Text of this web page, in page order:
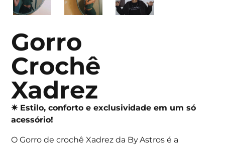
Gorro
Crochê
Xadrez
✷ Estilo, conforto e exclusividade em um só
acessório!
O Gorro de crochê Xadrez da By Astros é a